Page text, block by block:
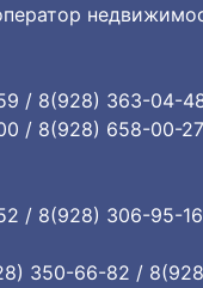
/ 8(928) 363-04-
/ 8(928) 658-00-27
/ 8(928) 306-95-16
350-66-82 /